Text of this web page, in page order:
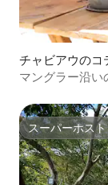
チャビアウのコ
マングラー沿い
スーパーホスト
スーパーホスト